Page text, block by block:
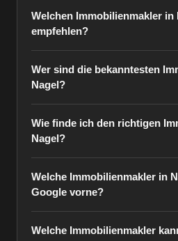
Welchen Immobilienmakler in
empfehlen?
Wer sind die bekanntesten
Nagel?
Wie finde ich den richtigen
Nagel?
Welche Immobilienmakler in
Google vorne?
Welche Immobilienmakler